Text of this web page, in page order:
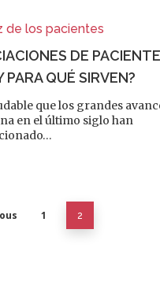
de los pacientes
DE
PARA QUÉ SIRVEN?
que los grandes
en el último siglo han
1 2